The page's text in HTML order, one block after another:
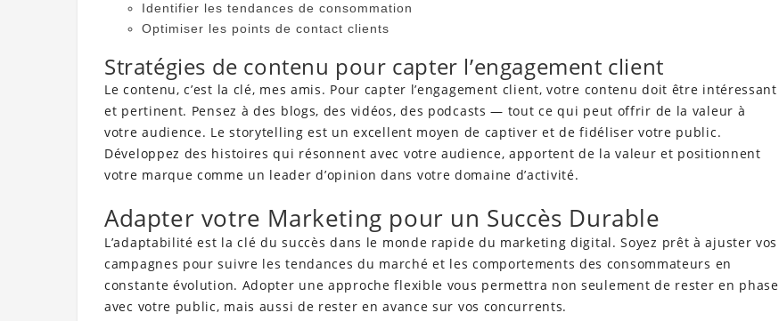
Identifier les tendances de consommation
Optimiser les points de contact clients
Stratégies de contenu pour capter l’engagement client
Le contenu, c’est la clé, mes amis. Pour capter l’engagement client, votre contenu doit être intéressant
et pertinent. Pensez à des blogs, des vidéos, des podcasts — tout ce qui peut offrir de la valeur à
votre audience. Le storytelling est un excellent moyen de captiver et de fidéliser votre public.
Développez des histoires qui résonnent avec votre audience, apportent de la valeur et positionnent
votre marque comme un leader d’opinion dans votre domaine d’activité.
Adapter votre Marketing pour un Succès Durable
L’adaptabilité est la clé du succès dans le monde rapide du marketing digital. Soyez prêt à ajuster vos
campagnes pour suivre les tendances du marché et les comportements des consommateurs en
constante évolution. Adopter une approche flexible vous permettra non seulement de rester en phase
avec votre public, mais aussi de rester en avance sur vos concurrents.